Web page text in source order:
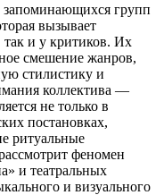
групп
вызывает
и у критиков. Их
смешение жанров,
стилистику и
коллектива —
не только в
постановках,
ритуальные
феномен
и театральных
и визуального